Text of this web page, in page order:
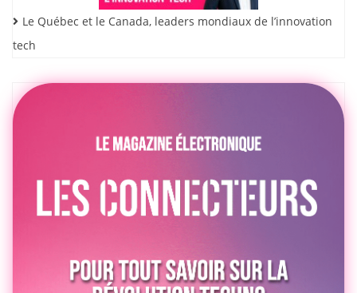
Le Québec et le Canada, leaders mondiaux de l’innovation
tech